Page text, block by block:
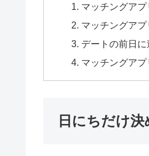
マッチングア
マッチングア
デートの前日に
マッチングア
日にちだけ